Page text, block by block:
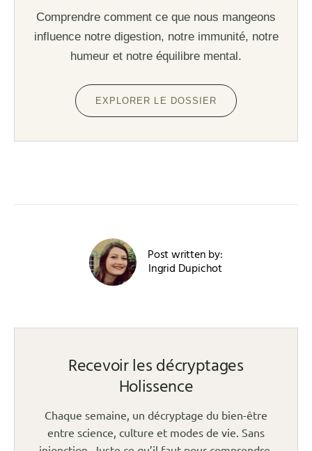
Comprendre comment ce que nous mangeons
influence notre digestion, notre immunité, notre
humeur et notre équilibre mental.
EXPLORER LE DOSSIER
Post written by:
Ingrid Dupichot
Recevoir les décryptages
Holissence
Chaque semaine, un décryptage du bien-être
entre science, culture et modes de vie. Sans